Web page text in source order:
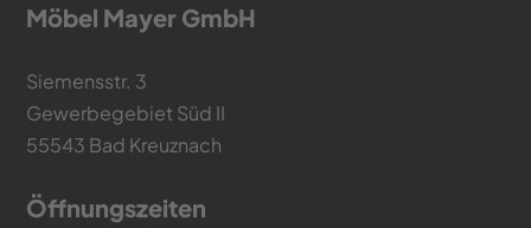
Möbel Mayer GmbH
Siemensstr. 3
Gewerbegebiet Süd II
55543 Bad Kreuznach
Öffnungszeiten